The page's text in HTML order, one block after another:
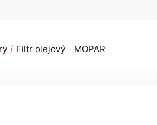
Filtr olejový - MOPAR